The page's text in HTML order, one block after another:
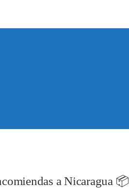
a Nicaragua 📦